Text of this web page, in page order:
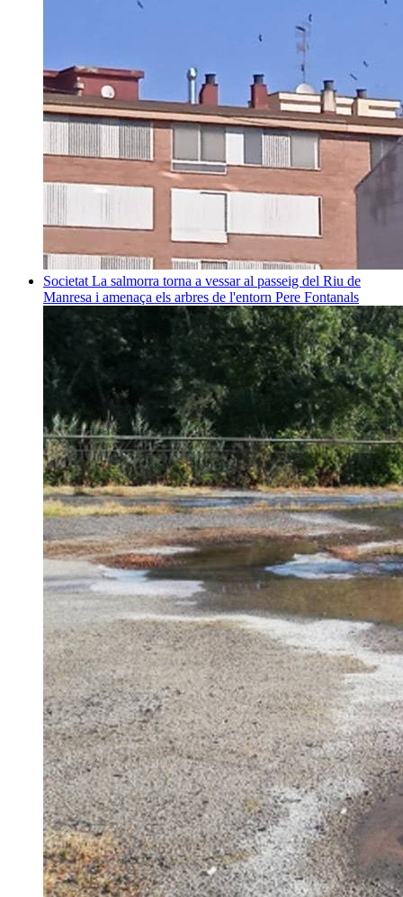
Societat La salmorra torna a vessar al passeig del Riu de
Manresa i amenaça els arbres de l'entorn Pere Fontanals